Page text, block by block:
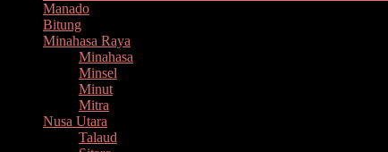
Manado
Bitung
Minahasa Raya
Minahasa
Minsel
Minut
Mitra
Nusa Utara
Talaud